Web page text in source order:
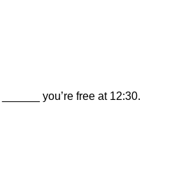
you’re free at 12:30.